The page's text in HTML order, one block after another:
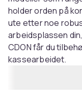
holder orden på
ute etter noe
arbeidsplassen
CDON får du
kassearbeidet.